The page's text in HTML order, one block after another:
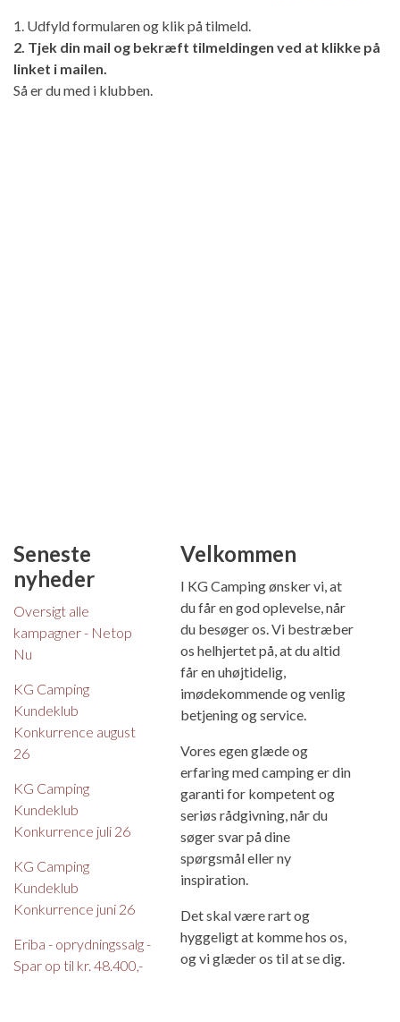
1. Udfyld formularen og klik på tilmeld.
2. Tjek din mail og bekræft tilmeldingen ved at klikke på
linket i mailen.
Så er du med i klubben.
Seneste
nyheder
Oversigt alle
kampagner - Netop
Nu
KG Camping
Kundeklub
Konkurrence august
26
KG Camping
Kundeklub
Konkurrence juli 26
KG Camping
Kundeklub
Konkurrence juni 26
Eriba - oprydningssalg -
Spar op til kr. 48.400,-
Velkommen
I KG Camping ønsker vi, at
du får en god oplevelse, når
du besøger os. Vi bestræber
os helhjertet på, at du altid
får en uhøjtidelig,
imødekommende og venlig
betjening og service.
Vores egen glæde og
erfaring med camping er din
garanti for kompetent og
seriøs rådgivning, når du
søger svar på dine
spørgsmål eller ny
inspiration.
Det skal være rart og
hyggeligt at komme hos os,
og vi glæder os til at se dig.